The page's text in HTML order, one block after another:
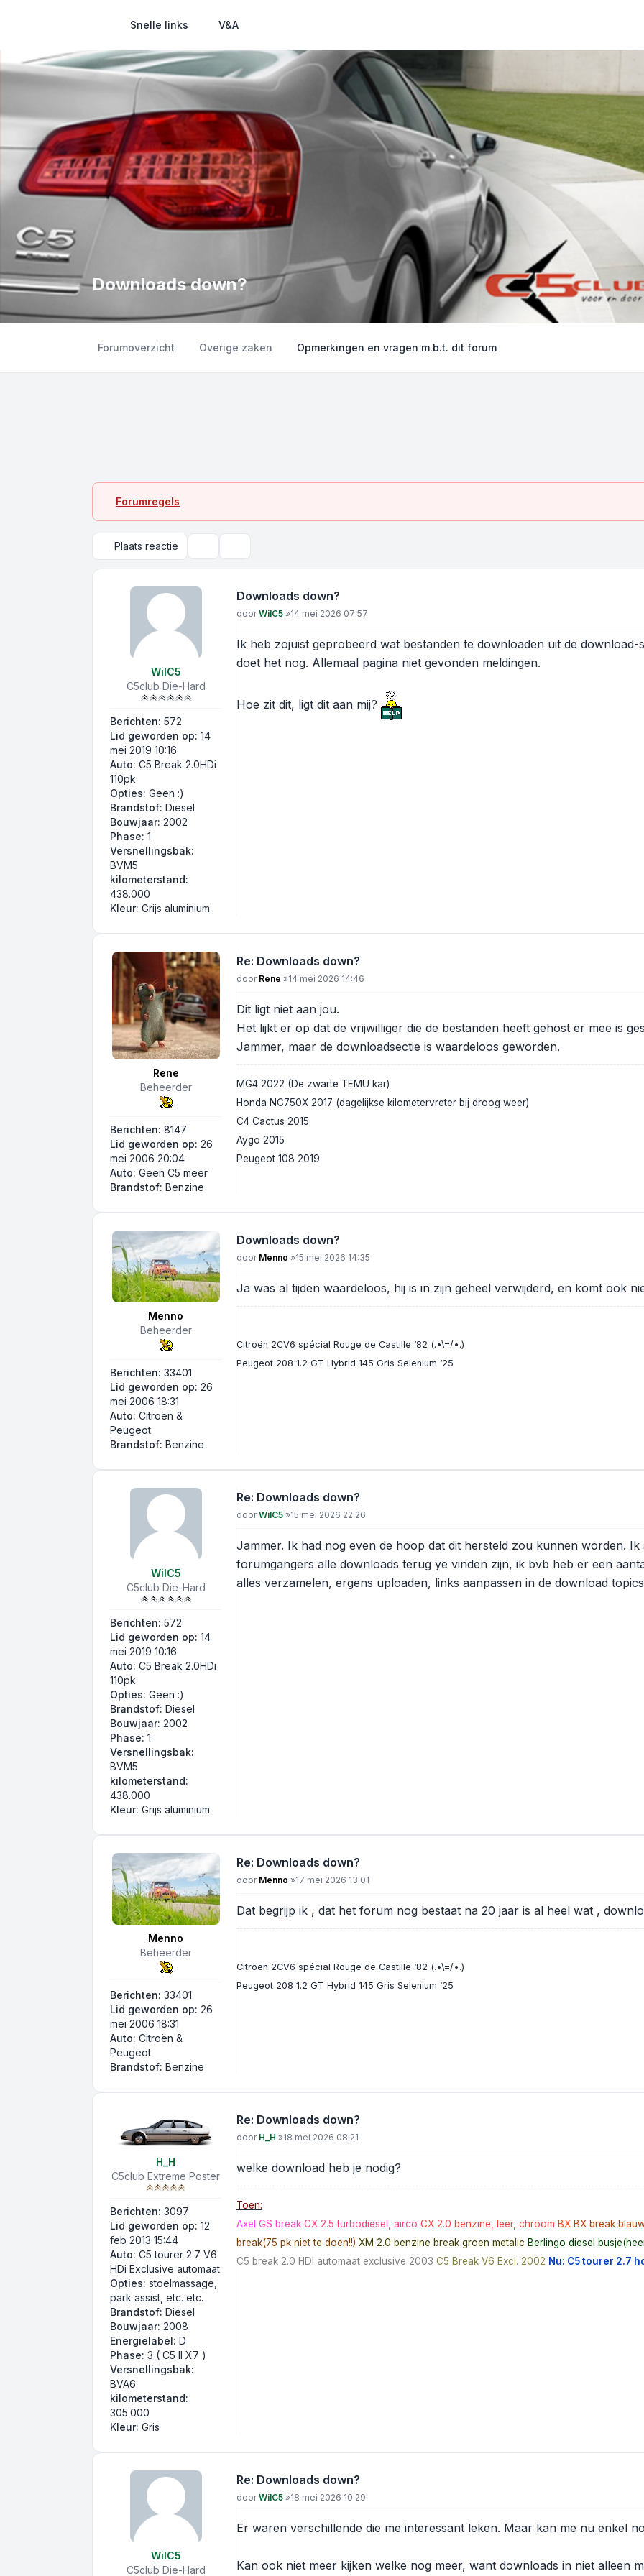
Snelle links V&A
Downloads down?
Forumoverzicht Overige zaken Opmerkingen en vragen m.b.t. dit forum
Forumregels
Plaats reactie
WilC5
C5club Die-Hard
Berichten: 572
Lid geworden op: 14
mei 2019 10:16
Auto: C5 Break 2.0HDi
110pk
Opties: Geen :)
Brandstof: Diesel
Bouwjaar: 2002
Phase: 1
Versnellingsbak:
BVM5
kilometerstand:
438.000
Kleur: Grijs aluminium
Downloads down?
Bericht
doorWilC5 »14 mei 2026 07:57
Ik heb zojuist geprobeerd wat bestanden te downloaden uit de download-
doet het nog. Allemaal pagina niet gevonden meldingen.
Hoe zit dit, ligt dit aan mij?
Rene
Beheerder
Berichten: 8147
Lid geworden op: 26
mei 2006 20:04
Auto: Geen C5 meer
Brandstof: Benzine
Re: Downloads down?
Bericht
door Rene »14 mei 2026 14:46
Dit ligt niet aan jou.
Het lijkt er op dat de vrijwilliger die de bestanden heeft gehost er mee is
Jammer, maar de downloadsectie is waardeloos geworden.
MG4 2022 (De zwarte TEMU kar)
Honda NC750X 2017 (dagelijkse kilometervreter bij droog weer)
C4 Cactus 2015
Aygo 2015
Peugeot 108 2019
Menno
Beheerder
Berichten: 33401
Lid geworden op: 26
mei 2006 18:31
Auto: Citroën &
Peugeot
Brandstof: Benzine
Downloads down?
Bericht
door Menno »15 mei 2026 14:35
Ja was al tijden waardeloos, hij is in zijn geheel verwijderd, en komt ook
Citroën 2CV6 spécial Rouge de Castille ‘82 (.•\=/•.)
Peugeot 208 1.2 GT Hybrid 145 Gris Selenium ‘25
WilC5
C5club Die-Hard
Berichten: 572
Lid geworden op: 14
mei 2019 10:16
Auto: C5 Break 2.0HDi
110pk
Opties: Geen :)
Brandstof: Diesel
Bouwjaar: 2002
Phase: 1
Versnellingsbak:
BVM5
kilometerstand:
438.000
Kleur: Grijs aluminium
Re: Downloads down?
Bericht
doorWilC5 »15 mei 2026 22:26
Jammer. Ik had nog even de hoop dat dit hersteld zou kunnen worden.
forumgangers alle downloads terug ye vinden zijn, ik bvb heb er een
alles verzamelen, ergens uploaden, links aanpassen in de download
Menno
Beheerder
Berichten: 33401
Lid geworden op: 26
mei 2006 18:31
Auto: Citroën &
Peugeot
Brandstof: Benzine
Re: Downloads down?
Bericht
door Menno »17 mei 2026 13:01
Dat begrijp ik , dat het forum nog bestaat na 20 jaar is al heel wat ,
Citroën 2CV6 spécial Rouge de Castille ‘82 (.•\=/•.)
Peugeot 208 1.2 GT Hybrid 145 Gris Selenium ‘25
H_H
C5club Extreme Poster
Berichten: 3097
Lid geworden op: 12
feb 2013 15:44
Auto: C5 tourer 2.7 V6
HDi Exclusive automaat
Opties: stoelmassage,
park assist, etc. etc.
Brandstof: Diesel
Bouwjaar: 2008
Energielabel: D
Phase: 3 ( C5 II X7 )
Versnellingsbak:
BVA6
kilometerstand:
305.000
Kleur: Gris
Re: Downloads down?
Bericht
door H_H »18 mei 2026 08:21
welke download heb je nodig?
Toen:
Axel GS break CX 2.5 turbodiesel, airco CX 2.0 benzine, leer, chroom BX BX break
break(75 pk niet te doen!!) XM 2.0 benzine break groen metalic Berlingo diesel
C5 break 2.0 HDI automaat exclusive 2003 C5 Break V6 Excl. 2002 Nu: C5 tourer 2.7
WilC5
C5club Die-Hard
Re: Downloads down?
Bericht
doorWilC5 »18 mei 2026 10:29
Er waren verschillende die me interessant leken. Maar kan me nu enkel
Kan ook niet meer kijken welke nog meer, want downloads in niet alleen